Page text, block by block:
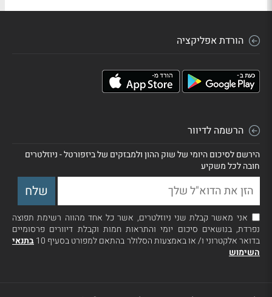
הורדת אפליקציה
הרשמה לדיוור
הירשם לסיכום היומי של שוק ההון ולמבזקים של ביזפורטל - ניוזלטרים
חובה לכל משקיע
אני מאשר קבלת שני ניוזלטרים, אשר כל אחד מהווה רשימת תפוצה
נפרדת, בנושאים סיכום יומי והתראות חמות וקבלת דיוורים פרסומיים
בדואר אלקטרוני ו/ או באמצעות הסלולר בהתאם למפורט בסעיף 10
בתנאי
השימוש